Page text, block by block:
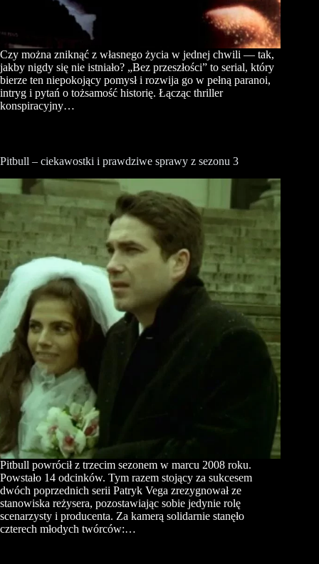
Czy można zniknąć z własnego życia w jednej chwili — tak,
jakby nigdy się nie istniało? „Bez przeszłości” to serial, który
bierze ten niepokojący pomysł i rozwija go w pełną paranoi,
intryg i pytań o tożsamość historię. Łącząc thriller
konspiracyjny…
Pitbull – ciekawostki i prawdziwe sprawy z sezonu 3
Pitbull powrócił z trzecim sezonem w marcu 2008 roku.
Powstało 14 odcinków. Tym razem stojący za sukcesem
dwóch poprzednich serii Patryk Vega zrezygnował ze
stanowiska reżysera, pozostawiając sobie jedynie rolę
scenarzysty i producenta. Za kamerą solidarnie stanęło
czterech młodych twórców:…